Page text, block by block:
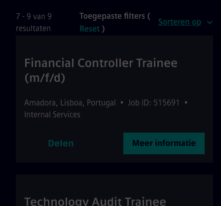
7 - 9 van 9
resultaten
Toegepaste filters (
Reset )
Sorteren op
Financial Controller Trainee
(m/f/d)
Amadora, Lisboa, Portugal • Job ID: 515691
•
Internal Services
Delen Meer informatie
Technology Audit Trainee